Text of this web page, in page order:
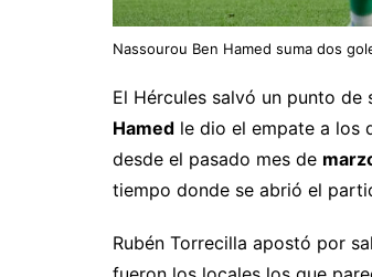
Nassourou Ben Hamed suma dos
El Hércules salvó un punto
Hamed le dio el empate a los
desde el pasado mes de
tiempo donde se abrió el
Rubén Torrecilla apostó por